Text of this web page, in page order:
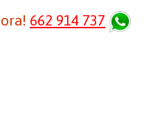
662 914 737